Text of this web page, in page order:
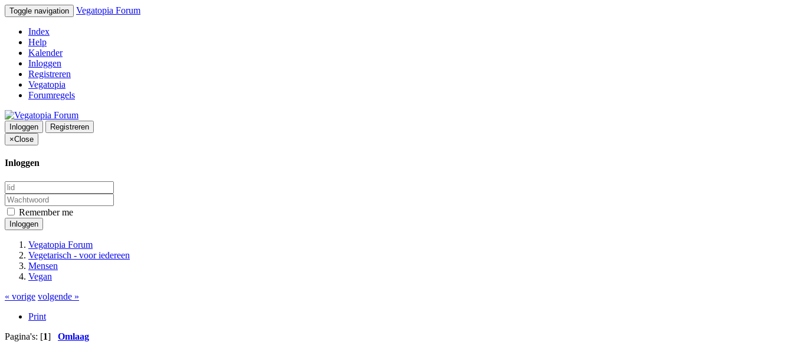
Toggle navigation Vegatopia Forum
Index
Help
Kalender
Inloggen
Registreren
Vegatopia
Forumregels
Inloggen
Registreren
×Close
Inloggen
Remember me
Inloggen
Vegatopia Forum
Vegetarisch - voor iedereen
Mensen
Vegan
« vorige volgende »
Print
Pagina's: [1] Omlaag